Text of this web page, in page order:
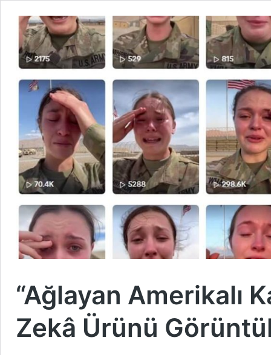
“Ağlayan Amerikalı
Zekâ Ürünü